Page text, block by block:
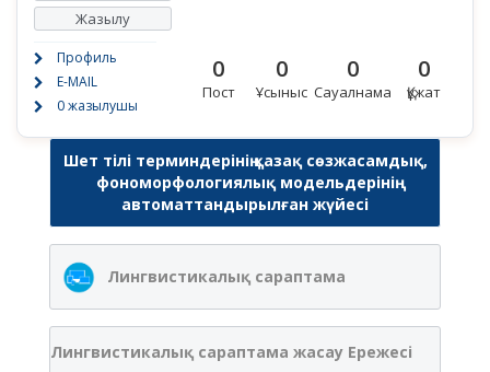
Жазылу
Профиль
E-MAIL
0 жазылушы
0
Пост
0
Ұсыныс
0
Сауалнама
0
Құжат
Шет тілі терминдерінің қазақ сөзжасамдық,
фономорфологиялық модельдерінің
автоматтандырылған жүйесі
Лингвистикалық сараптама
Лингвистикалық сараптама жасау Ережесі